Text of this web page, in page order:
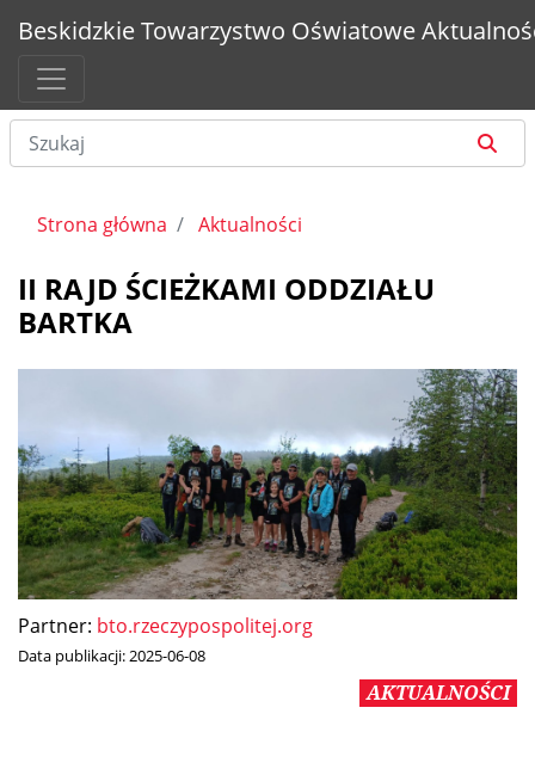
Beskidzkie Towarzystwo Oświatowe
Strona główna Aktualności
II RAJD ŚCIEŻKAMI ODDZIAŁU
BARTKA
Partner: bto.rzeczypospolitej.org
Data publikacji:2025-06-08
AKTUALNOŚCI